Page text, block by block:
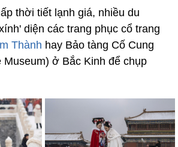
thời tiết lạnh giá, nhiều du
diện các trang phục cổ trang
Thành hay Bảo tàng Cố Cung
Museum) ở Bắc Kinh để chụp